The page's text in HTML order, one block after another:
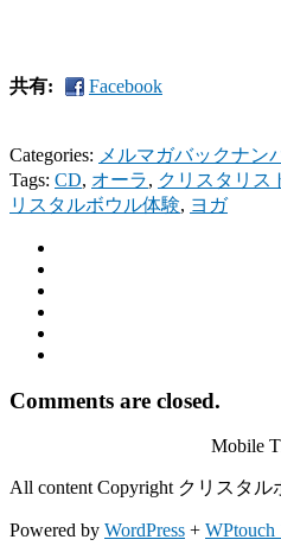
共有: Facebook
Categories: メルマガバックナン
Tags: CD, オーラ, クリスタリス
リスタルボウル体験, ヨガ
Comments are closed.
Mobile
All content Copyright クリスタル
Powered by WordPress + WPtouch